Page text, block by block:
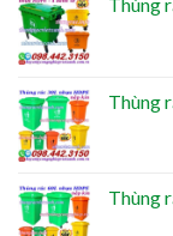
Thùng
Thùng